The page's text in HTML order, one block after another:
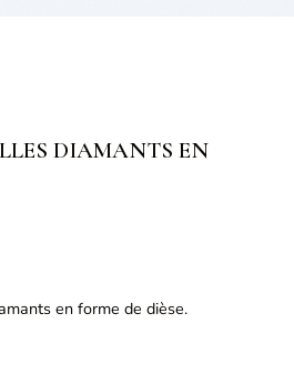
DIAMANTS EN
en forme de dièse.